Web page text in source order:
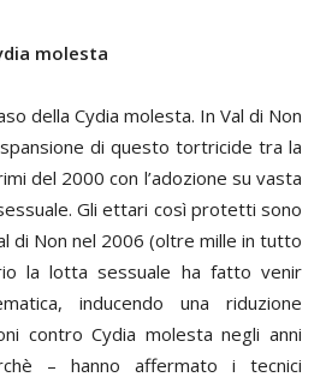
molesta
della Cydia molesta. In Val di Non
di questo tortricide tra la
del 2000 con l’adozione su vasta
Gli ettari così protetti sono
di Non nel 2006 (oltre mille in tutto
la lotta sessuale ha fatto venir
inducendo una riduzione
controCydia molestanegli anni
– hanno affermato i tecnici